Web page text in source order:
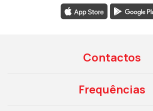
Contactos
Frequências